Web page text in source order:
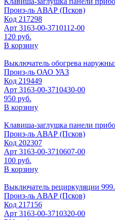
Произ-ль АВАР (Псков)
Код 217298
Арт 3163-00-3710112-00
120 руб.
В корзину
Выключатель обогрева
Произ-ль ОАО УАЗ
Код 219449
Арт 3163-00-3710430-00
950 руб.
В корзину
Клавиша-заглушка панели
Произ-ль АВАР (Псков)
Код 202307
Арт 3163-00-3710607-00
100 руб.
В корзину
Выключатель рециркуляции
Произ-ль АВАР (Псков)
Код 217156
Арт 3163-00-3710320-00